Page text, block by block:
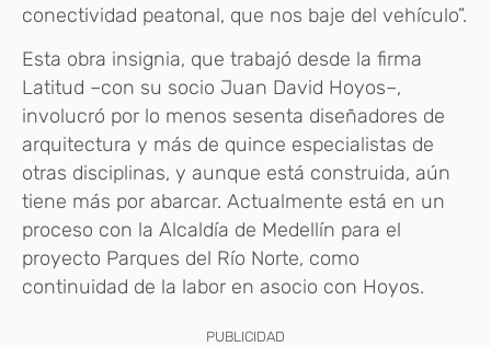
conectividad peatonal, que nos baje del vehículo”.
Esta obra insignia, que trabajó desde la firma
Latitud –con su socio Juan David Hoyos–,
involucró por lo menos sesenta diseñadores de
arquitectura y más de quince especialistas de
otras disciplinas, y aunque está construida, aún
tiene más por abarcar. Actualmente está en un
proceso con la Alcaldía de Medellín para el
proyecto Parques del Río Norte, como
continuidad de la labor en asocio con Hoyos.
PUBLICIDAD